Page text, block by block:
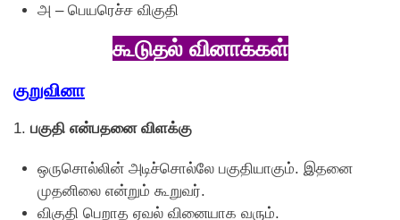
அ – பெயரெச்ச விகுதி
கூடுதல் வினாக்கள்
குறுவினா
1. பகுதி என்பதனை விளக்கு
ஒருசொல்லின் அடிச்சொல்லே பகுதியாகும். இதனை
முதனிலை என்றும் கூறுவர்.
விகுதி பெறாத ஏவல் வினையாக வரும்.